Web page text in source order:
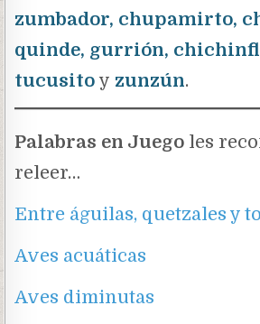
zumbador, chupamirto,
quinde, gurrión,
tucusito y zunzún.
Palabras en Juego les
releer…
Entre águilas, quetzales y
Aves acuáticas
Aves diminutas